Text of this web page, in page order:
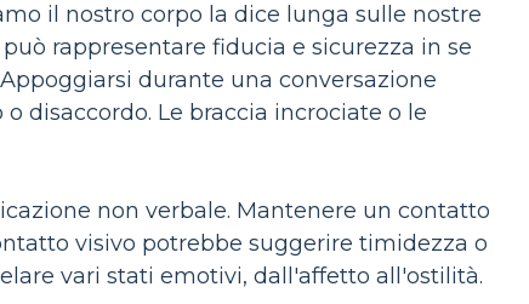
il nostro corpo la dice lunga sulle nostre
rappresentare fiducia e sicurezza in se
durante una conversazione
disaccordo. Le braccia incrociate o le
non verbale. Mantenere un contatto
visivo potrebbe suggerire timidezza o
vari stati emotivi, dall'affetto all'ostilità.